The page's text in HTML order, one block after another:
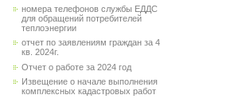
номера телефонов службы ЕДДС
для обращений потребителей
теплоэнергии
отчет по заявлениям граждан за 4
кв. 2024г.
Отчет о работе за 2024 год
Извещение о начале выполнения
комплексных кадастровых работ